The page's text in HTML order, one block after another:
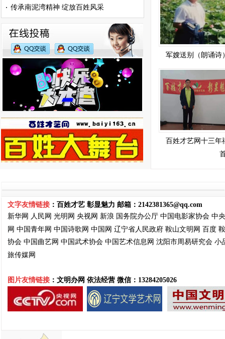
· 传承南泥湾精神 绽放百姓风采
军嫂送别（朗诵诗
百姓才艺网十三年
文字友情链接 ：百姓才艺 彰显魅力 邮箱： 2142381365@qq.com
新华网 人民网 光明网 央视网 新浪 国务院办公厅 中国电影家协会 中
网 中国青年网 中国诗歌网 中国网 辽宁省人民政府 鞍山文明网 百度
协会 中国曲艺网 中国武术协会 中国艺术信息网 沈阳市周易研究会 小
旅传媒网
图片友情链接 ：文明办网 依法经营 微信：13284205026